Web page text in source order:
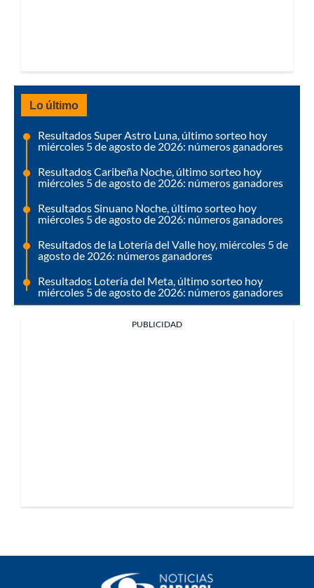
Lo último
Resultados Super Astro Luna, último sorteo hoy
miércoles 5 de agosto de 2026: números ganadores
Resultados Caribeña Noche, último sorteo hoy
miércoles 5 de agosto de 2026: números ganadores
Resultados Sinuano Noche, último sorteo hoy
miércoles 5 de agosto de 2026: números ganadores
Resultados de la Lotería del Valle hoy, miércoles 5 de
agosto de 2026: números ganadores
Resultados Lotería del Meta, último sorteo hoy
miércoles 5 de agosto de 2026: números ganadores
PUBLICIDAD